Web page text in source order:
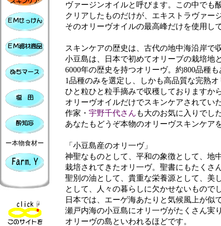
ー本物食材ー
ヴァージンオイルと呼びます。この中でも
クリアしたものだけが、エキストラヴァー
そのオリーヴオイルの最高峰だけを使用し
スキンケアの歴史は、古代の地中海沿岸で
小豆島は、日本で初めてオリーブの栽培地
6000年の歴史を持つオリーヴ。約800品種も
1品種のみを選定し、しかも高品質な完熟オ
ひと粒ひと粒手摘みで収穫しておりますか
オリーヴオイルだけでスキンケアされてい
作家・ 宇野千代さん も大のお気に入りでし
あなたもどうぞ本物のオリーヴスキンケア
「小豆島産のオリ一ヴ」
神聖なものとして、平和の象徴として、地
栽培されてきたオリ一ヴ。聖書にもたくさ
聖別の油として、貴重な栄養源として、美
として、人々の暮らしに欠かせないもので
日本では、エーゲ海あたりと気候風上が似
瀬戸内海の小豆島にオリ一ヴがたくさん実
オリーヴの島といわれるほどです。